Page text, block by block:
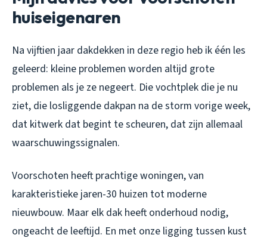
huiseigenaren
Na vijftien jaar dakdekken in deze regio heb ik één les
geleerd: kleine problemen worden altijd grote
problemen als je ze negeert. Die vochtplek die je nu
ziet, die losliggende dakpan na de storm vorige week,
dat kitwerk dat begint te scheuren, dat zijn allemaal
waarschuwingssignalen.
Voorschoten heeft prachtige woningen, van
karakteristieke jaren-30 huizen tot moderne
nieuwbouw. Maar elk dak heeft onderhoud nodig,
ongeacht de leeftijd. En met onze ligging tussen kust